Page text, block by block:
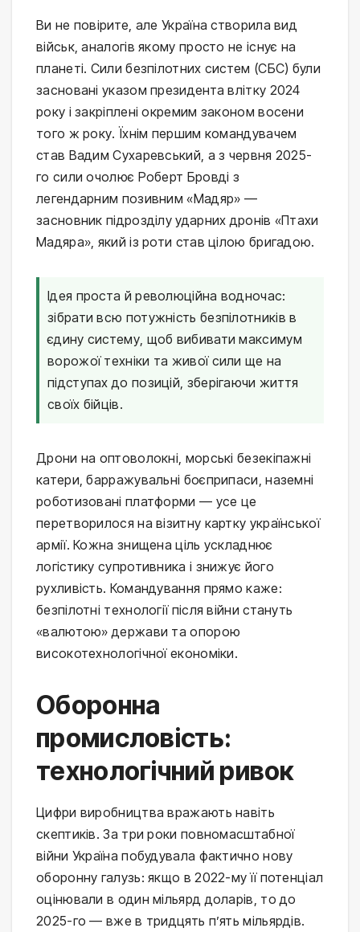
Ви не повірите, але Україна створила вид
військ, аналогів якому просто не існує на
планеті. Сили безпілотних систем (СБС) були
засновані указом президента влітку 2024
року і закріплені окремим законом восени
того ж року. Їхнім першим командувачем
став Вадим Сухаревський, а з червня 2025-
го сили очолює Роберт Бровді з
легендарним позивним «Мадяр» —
засновник підрозділу ударних дронів «Птахи
Мадяра», який із роти став цілою бригадою.
Ідея проста й революційна водночас:
зібрати всю потужність безпілотників в
єдину систему, щоб вибивати максимум
ворожої техніки та живої сили ще на
підступах до позицій, зберігаючи життя
своїх бійців.
Дрони на оптоволокні, морські безекіпажні
катери, барражувальні боєприпаси, наземні
роботизовані платформи — усе це
перетворилося на візитну картку української
армії. Кожна знищена ціль ускладнює
логістику супротивника і знижує його
рухливість. Командування прямо каже:
безпілотні технології після війни стануть
«валютою» держави та опорою
високотехнологічної економіки.
Оборонна
промисловість:
технологічний ривок
Цифри виробництва вражають навіть
скептиків. За три роки повномасштабної
війни Україна побудувала фактично нову
оборонну галузь: якщо в 2022-му її потенціал
оцінювали в один мільярд доларів, то до
2025-го — вже в тридцять п’ять мільярдів.